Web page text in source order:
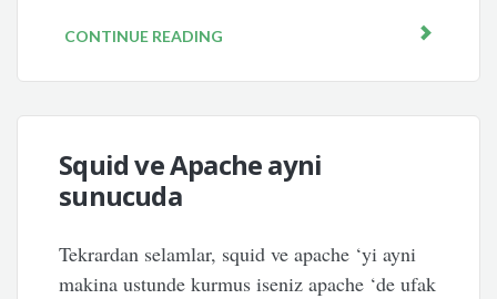
CONTINUE READING
Squid ve Apache ayni
sunucuda
Tekrardan selamlar, squid ve apache ‘yi ayni
makina ustunde kurmus iseniz apache ‘de ufak